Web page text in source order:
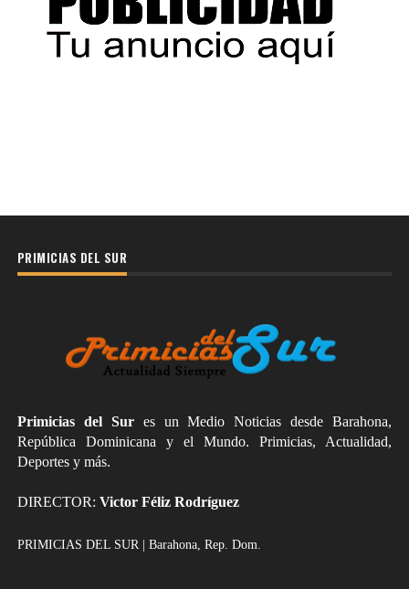
PRIMICIAS DEL SUR
Primicias del Sures un Medio Noticias desde Barahona,
República Dominicana y el Mundo. Primicias, Actualidad,
Deportes y más.
DIRECTOR: Victor Féliz Rodríguez
PRIMICIAS DEL SUR | Barahona, Rep. Dom.